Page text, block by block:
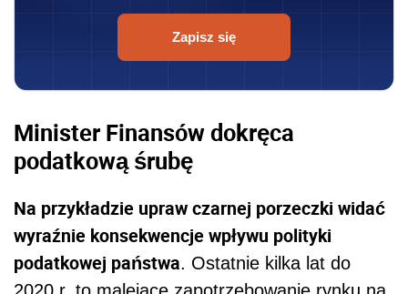
Zapisz się
Minister Finansów dokręca
podatkową śrubę
Na przykładzie upraw czarnej porzeczki widać
wyraźnie konsekwencje wpływu polityki
podatkowej państwa. Ostatnie kilka lat do